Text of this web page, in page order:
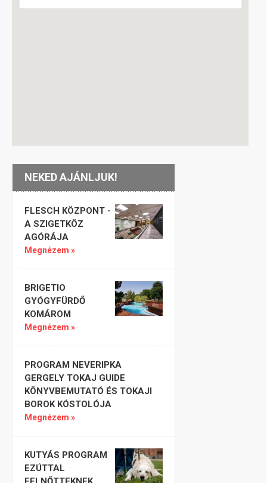
NEKED AJÁNLJUK!
FLESCH KÖZPONT -
A SZIGETKÖZ
AGÓRÁJA
Megnézem »
BRIGETIO
GYÓGYFÜRDŐ
KOMÁROM
Megnézem »
PROGRAM NEVERIPKA
GERGELY TOKAJ GUIDE
KÖNYVBEMUTATÓ ÉS TOKAJI
BOROK KÓSTOLÓJA
Megnézem »
KUTYÁS PROGRAM
EZÚTTAL